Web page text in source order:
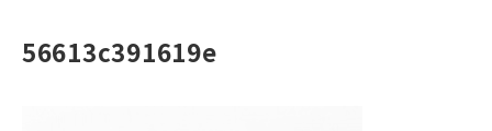
56613c391619e